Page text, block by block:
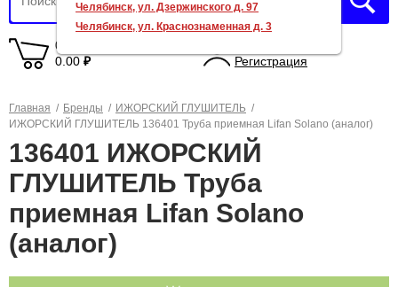
0 товаров
0.00 ₽
Регистрация
Главная / Бренды / ИЖОРСКИЙ ГЛУШИТЕЛЬ /
ИЖОРСКИЙ ГЛУШИТЕЛЬ 136401 Труба приемная Lifan Solano (аналог)
136401 ИЖОРСКИЙ
ГЛУШИТЕЛЬ Труба
приемная Lifan Solano
(аналог)
Челябинск, ул. Дзержинского д. 97
Челябинск, ул. Краснознаменная д. 3